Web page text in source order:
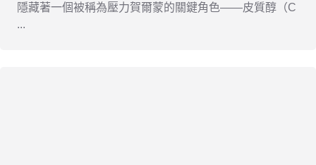
隱藏著一個被稱為壓力賀爾蒙的關鍵角色——皮質醇（C
...